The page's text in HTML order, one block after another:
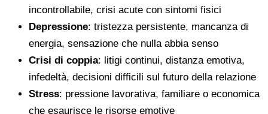
incontrollabile, crisi acute con sintomi fisici
Depressione: tristezza persistente, mancanza di
energia, sensazione che nulla abbia senso
Crisi di coppia: litigi continui, distanza emotiva,
infedeltà, decisioni difficili sul futuro della relazione
Stress: pressione lavorativa, familiare o economica
che esaurisce le risorse emotive